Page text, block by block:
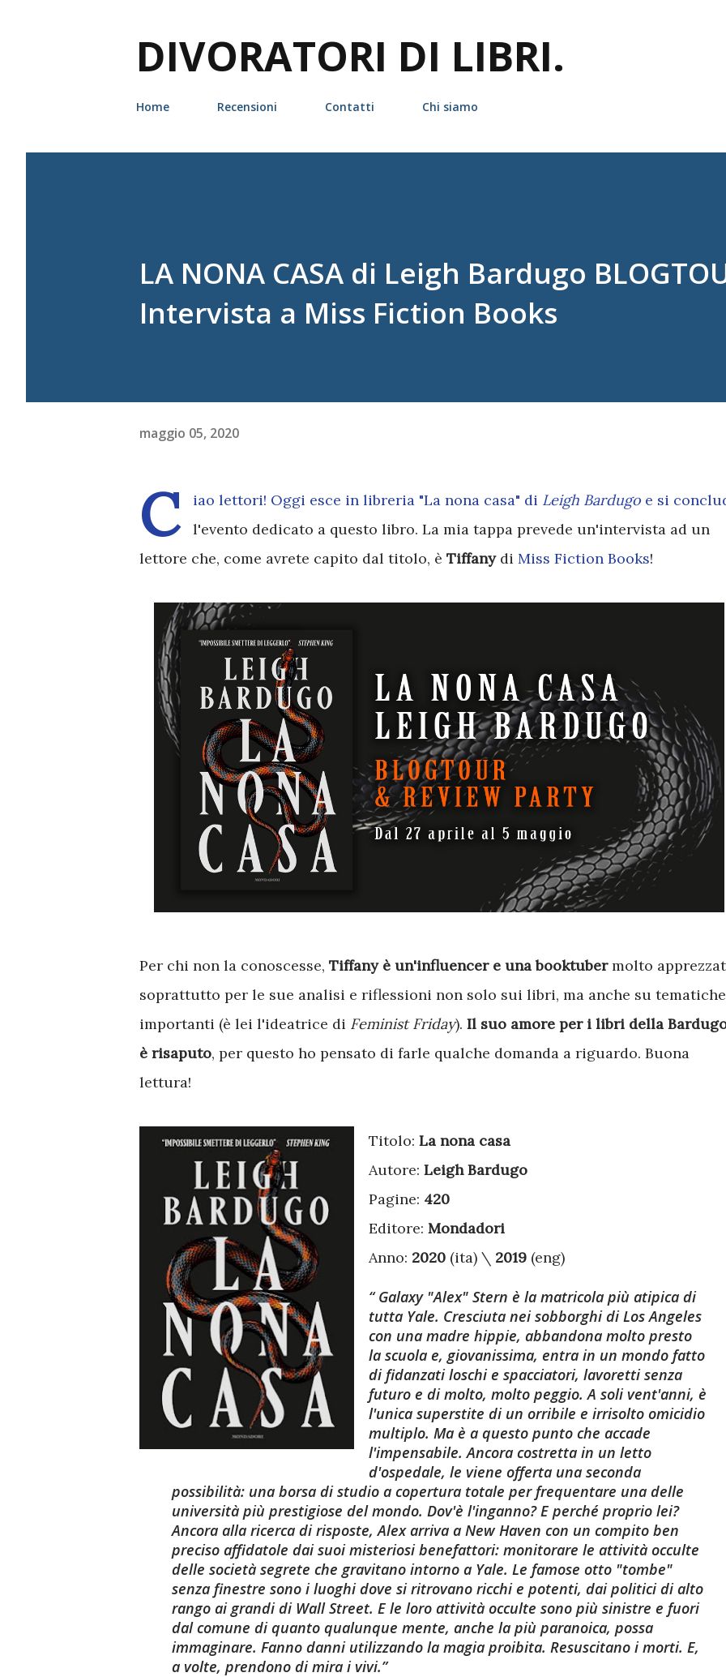
DIVORATORI DI LIBRI.
Home Recensioni Contatti Chi siamo
LA NONA CASA di Leigh Bardugo
Intervista a Miss Fiction Books
maggio 05, 2020
C iao lettori! Oggi esce in libreria "La nona casa" di Leigh Bardugo e si
l'evento dedicato a questo libro. La mia tappa prevede un'intervista ad un
lettore che, come avrete capito dal titolo, è Tiffany di Miss Fiction Books!
Per chi non la conoscesse, Tiffany è un'influencer e una booktubermolto
soprattutto per le sue analisi e riflessioni non solo sui libri, ma anche su tematiche
importanti (è lei l'ideatrice di Feminist Friday). Il suo amore per i libri della
è risaputo, per questo ho pensato di farle qualche domanda a riguardo. Buona
lettura!
Titolo: La nona casa
Autore: Leigh Bardugo
Pagine: 420
Editore: Mondadori
Anno: 2020 (ita) \ 2019 (eng)
Galaxy "Alex" Stern è la matricola più atipica di
tutta Yale. Cresciuta nei sobborghi di Los Angeles
con una madre hippie, abbandona molto presto
la scuola e, giovanissima, entra in un mondo fatto
di fidanzati loschi e spacciatori, lavoretti senza
futuro e di molto, molto peggio. A soli vent'anni, è
l'unica superstite di un orribile e irrisolto omicidio
multiplo. Ma è a questo punto che accade
l'impensabile. Ancora costretta in un letto
d'ospedale, le viene offerta una seconda
possibilità: una borsa di studio a copertura totale per frequentare una delle
università più prestigiose del mondo. Dov'è l'inganno? E perché proprio lei?
Ancora alla ricerca di risposte, Alex arriva a New Haven con un compito ben
preciso affidatole dai suoi misteriosi benefattori: monitorare le attività occulte
delle società segrete che gravitano intorno a Yale. Le famose otto "tombe"
senza finestre sono i luoghi dove si ritrovano ricchi e potenti, dai politici di alto
rango ai grandi di Wall Street. E le loro attività occulte sono più sinistre e fuori
dal comune di quanto qualunque mente, anche la più paranoica, possa
immaginare. Fanno danni utilizzando la magia proibita. Resuscitano i morti. E,
a volte, prendono di mira i vivi.